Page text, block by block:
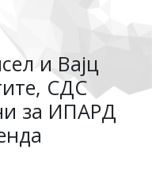
и Вајц
СДС
за ИПАРД